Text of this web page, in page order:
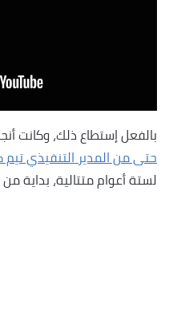
بالفعل إستطاع ذلك، وكانت
حتى من المدير التنفيذي
لستة أعوام متتالية، بداية من ٢٠١٤ حتى نهاية ٢٠١٩.